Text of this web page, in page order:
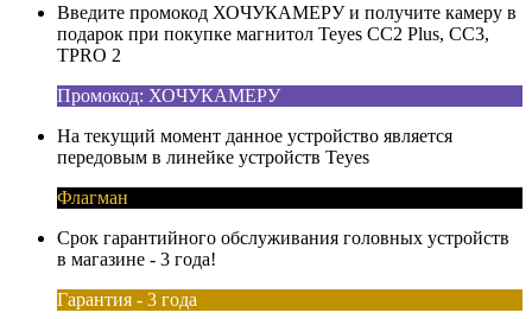
Введите промокод ХОЧУКАМЕРУ и получите камеру в
подарок при покупке магнитол Teyes CC2 Plus, CC3,
TPRO 2
Промокод: ХОЧУКАМЕРУ
На текущий момент данное устройство является
передовым в линейке устройств Teyes
Флагман
Срок гарантийного обслуживания головных устройств
в магазине - 3 года!
Гарантия - 3 года